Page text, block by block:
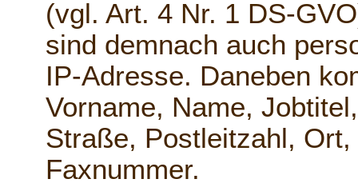
(vgl. Art. 4 Nr. 1 DS-
sind demnach auch
IP-Adresse. Daneben
Vorname, Name,
Straße, Postleitzahl,
Faxnummer.